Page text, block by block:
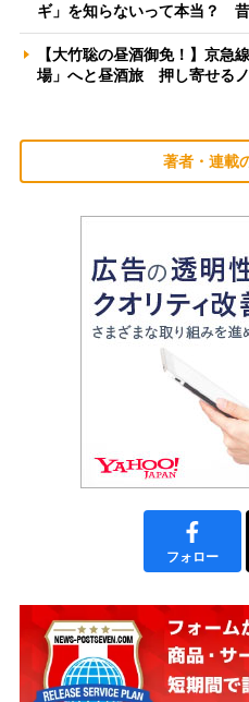
ギ」を知らないって本当？
【大竹聡の昼酒御免！】京急
場」へと昼酒旅 押し寄せる
著者・連載
フォロー